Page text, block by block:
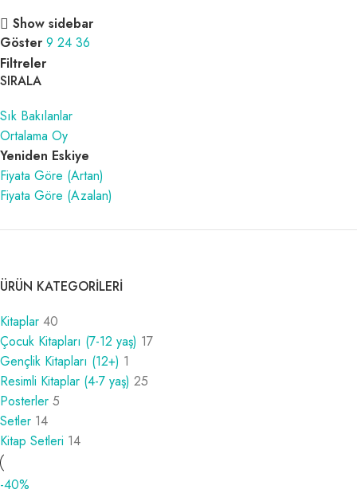
Show sidebar
Göster 9 24 36
Filtreler
SIRALA
Sık Bakılanlar
Ortalama Oy
Yeniden Eskiye
Fiyata Göre (Artan)
Fiyata Göre (Azalan)
ÜRÜN KATEGORILERI
Kitaplar 40
Çocuk Kitapları (7-12 yaş) 17
Gençlik Kitapları (12+) 1
Resimli Kitaplar (4-7 yaş) 25
Posterler 5
Setler 14
Kitap Setleri 14
-40%